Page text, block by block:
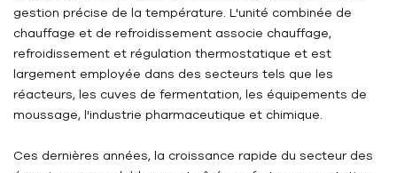
gestion précise de la température. L'unité combinée de
chauffage et de refroidissement associe chauffage,
refroidissement et régulation thermostatique et est
largement employée dans des secteurs tels que les
réacteurs, les cuves de fermentation, les équipements de
moussage, l'industrie pharmaceutique et chimique.
Ces dernières années, la croissance rapide du secteur des